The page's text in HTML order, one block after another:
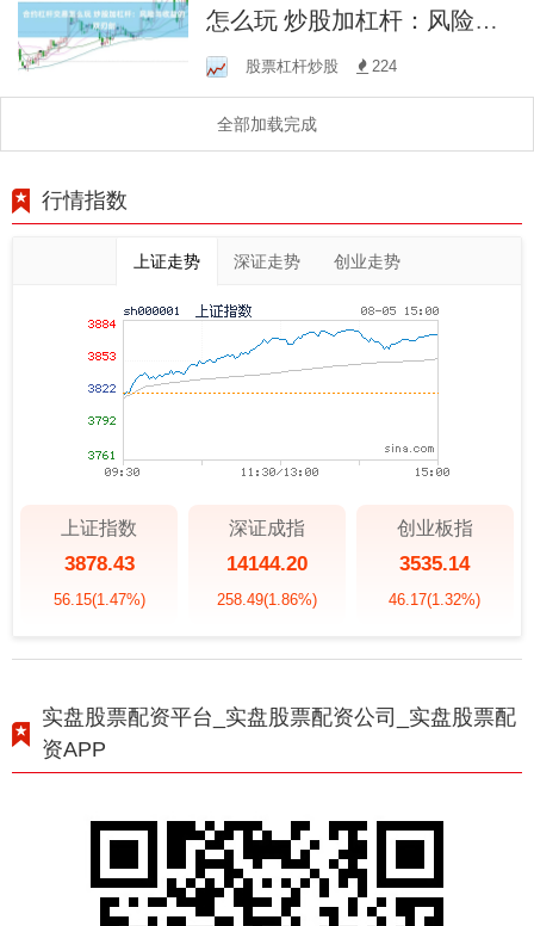
怎么玩 炒股加杠杆：风险与
收益的双刃剑
股票杠杆炒股 224
全部加载完成
行情指数
上证走势 深证走势 创业走势
上证指数
3878.43
56.15(1.47%)
深证成指
14144.20
258.49(1.86%)
创业板指
3535.14
46.17(1.32%)
实盘股票配资平台_实盘股票配资公司_实盘股票配
资APP